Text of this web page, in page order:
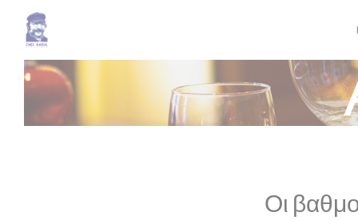
Πίνακας διαχείρισης "Μπισκότων" (Cookies)
Οι